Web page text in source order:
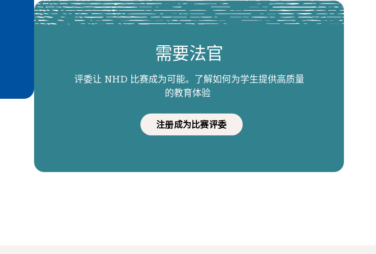
需要法官
评委让 NHD 比赛成为可能。了解如何为学生提供高质量
的教育体验
注册成为比赛评委